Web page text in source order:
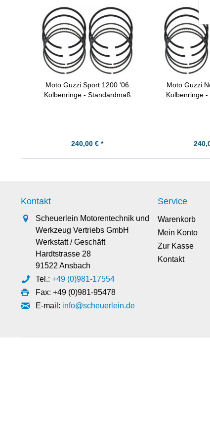
Moto Guzzi Sport 1200 '06
Kolbenringe - Standardmaß
240,00 € *
Moto Guzzi
Kolbenringe
Kontakt
Scheuerlein Motorentechnik und
Werkzeug Vertriebs GmbH
Werkstatt / Geschäft
Hardtstrasse 28
91522 Ansbach
Tel.: +49 (0)981-17554
Fax: +49 (0)981-95478
E-mail: info@scheuerlein.de
Service
Warenkorb
Mein Konto
Zur Kasse
Kontakt